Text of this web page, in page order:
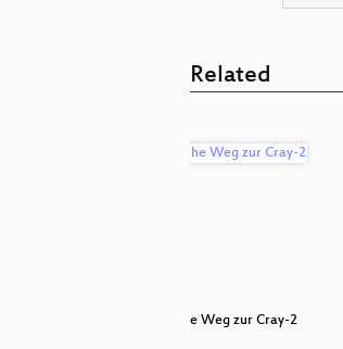
Related
Der zähe Weg zur Cray-2